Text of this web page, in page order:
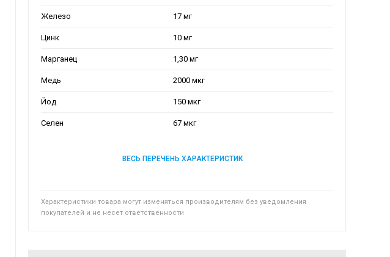
Железо 17 мг
Цинк 10 мг
Марганец 1,30 мг
Медь 2000 мкг
Йод 150 мкг
Селен 67 мкг
ВЕСЬ ПЕРЕЧЕНЬ ХАРАКТЕРИСТИК
Характеристики товара могут изменяться производителям без уведомления
покупателей и не несет ответственности